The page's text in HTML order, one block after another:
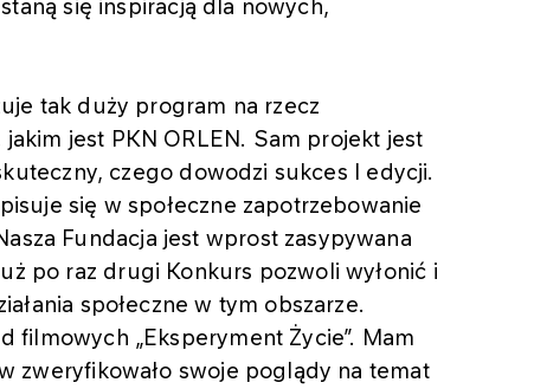
się inspiracją dla nowych,
tak duży program na rzecz
jest PKN ORLEN. Sam projekt jest
czego dowodzi sukces I edycji.
się w społeczne zapotrzebowanie
Fundacja jest wprost zasypywana
po raz drugi Konkurs pozwoli wyłonić i
społeczne w tym obszarze.
filmowych „Eksperyment Życie”. Mam
zweryfikowało swoje poglądy na temat